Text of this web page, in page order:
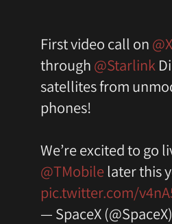
First video call on @X
through @Starlink
satellites from
phones!
We’re excited to go
@TMobile later this
pic.twitter.com/
— SpaceX (@SpaceX)